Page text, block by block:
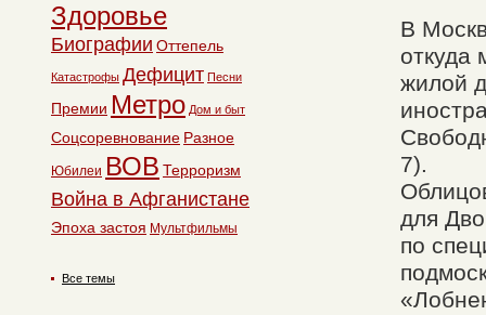
В
откуда
жилой
7).
для
по
Здоровье
Биографии Оттепель
Катастрофы Дефицит Песни
Премии Метро Дом и быт
Соцсоревнование Разное
Юбилеи ВОВ Терроризм
Война в Афганистане
Эпоха застоя Мультфильмы
Все темы